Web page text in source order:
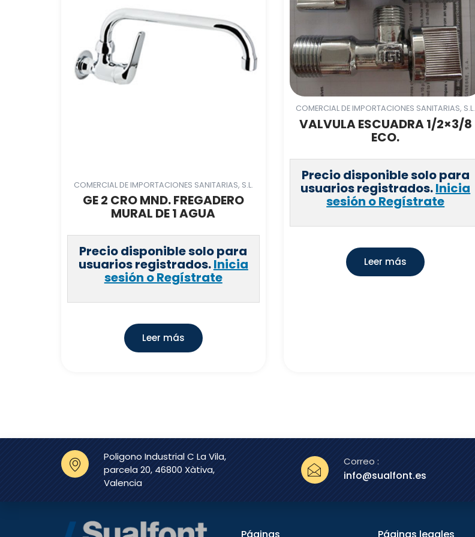
COMERCIAL DE IMPORTACIONES SANITARIAS, S.L.
GE 2 CRO MND. FREGADERO
MURAL DE 1 AGUA
Precio disponible solo para
usuarios registrados.Inicia
sesión o Regístrate
Leer más
COMERCIAL DE IMPORTACIONES SANITARIAS, S.L.
VALVULA ESCUADRA 1/2×3/8
ECO.
Precio disponible solo para
usuarios registrados.Inicia
sesión o Regístrate
Leer más
Poligono Industrial C La Vila,
parcela 20, 46800 Xàtiva,
Valencia
Correo :
info@sualfont.es